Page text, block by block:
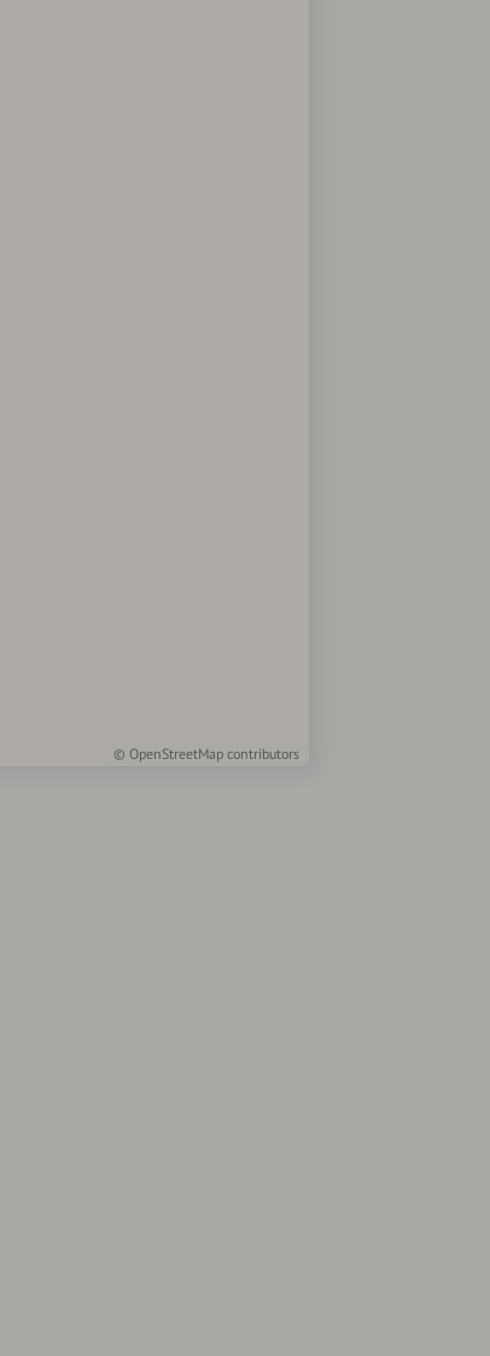
© OpenStreetMap contributors